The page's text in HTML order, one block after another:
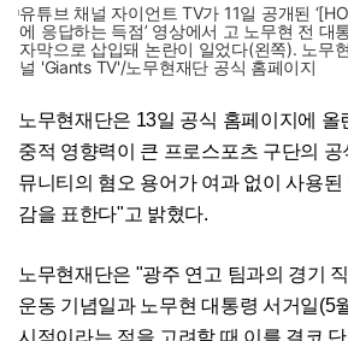
유튜브 채널 자이언트 TV가 11일 공개된
에 응답하는 득점’ 영상에서 고 노무현 전 대
자막으로 삽입돼 논란이 일었다(왼쪽). 노무
널 'Giants TV'/노무현재단 공식 홈페이지
노무현재단은 13일 공식 홈페이지에 올
중적 영향력이 큰 프로스포츠 구단의 공
뮤니티의 혐오 용어가 여과 없이 사용
감을 표한다"고 밝혔다.
노무현재단은 "광주 연고 팀과의 경기
운동 기념일과 노무현 대통령 서거일(5
시점이라는 점을 고려할 때 이를 결코